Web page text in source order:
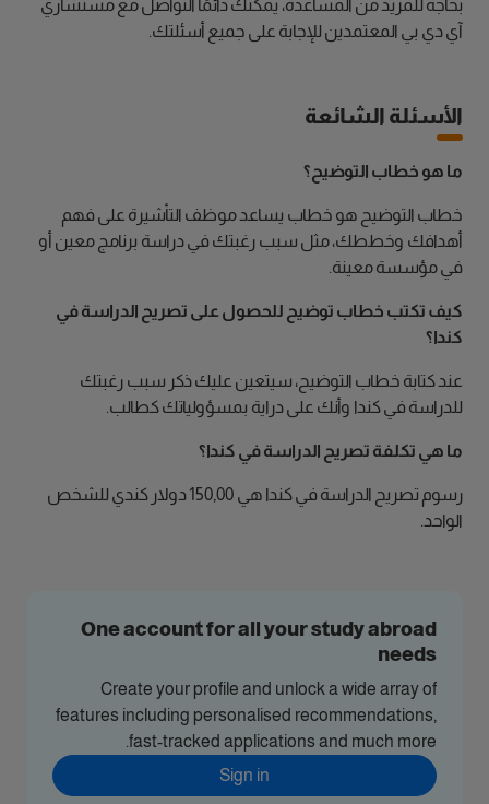
بحاجة للمزيد من المساعدة، يمكنك دائمًا التواصل مع مستشاري
آي دي بي المعتمدين للإجابة على جميع أسئلتك.
الأسئلة الشائعة
ما هو خطاب التوضيح؟
خطاب التوضيح هو خطاب يساعد موظف التأشيرة على فهم
أهدافك وخططك، مثل سبب رغبتك في دراسة برنامج معين أو
في مؤسسة معينة.
كيف تكتب خطاب توضيح للحصول على تصريح الدراسة في
كندا؟
عند كتابة خطاب التوضيح، سيتعين عليك ذكر سبب رغبتك
للدراسة في كندا وأنك على دراية بمسؤولياتك كطالب.
ما هي تكلفة تصريح الدراسة في كندا؟
رسوم تصريح الدراسة في كندا هي 150,00 دولار كندي للشخص
الواحد.
One account for all your study abroad
needs
Create your profile and unlock a wide array of
features including personalised recommendations,
fast-tracked applications and much more.
Sign in